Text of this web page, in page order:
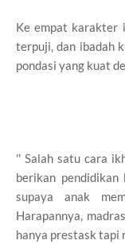
Ke empat karakter
terpuji, dan ibadah
pondasi yang kuat
'' Salah satu cara
berikan pendidikan
supaya anak
Harapannya,
hanya prestask tapi